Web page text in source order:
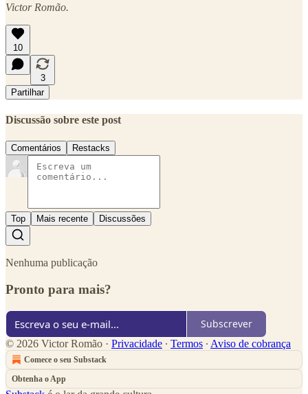
Victor Romão.
10
3
Partilhar
Discussão sobre este post
Comentários Restacks
Top Mais recente Discussões
Nenhuma publicação
Pronto para mais?
Subscrever
© 2026 Victor Romão · Privacidade ∙ Termos ∙ Aviso de cobrança
Comece o seu Substack
Obtenha o App